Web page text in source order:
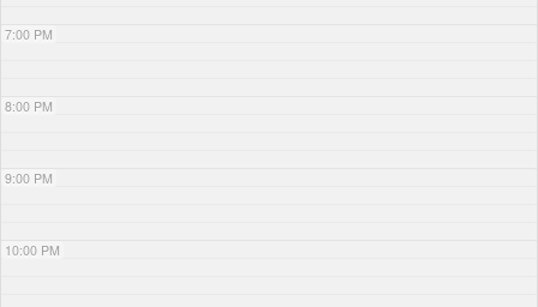
7:00 PM
8:00 PM
9:00 PM
10:00 PM